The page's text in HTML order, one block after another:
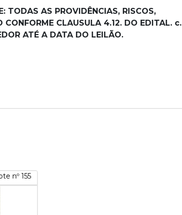
TODAS AS PROVIDÊNCIAS, RISCOS,
CONFORME CLAUSULA 4.12. DO EDITAL. c.
ATÉ A DATA DO LEILÃO.
nº 155